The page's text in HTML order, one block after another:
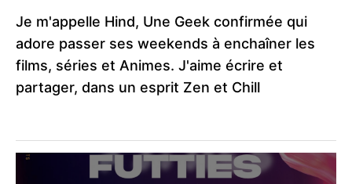
Je m'appelle Hind, Une Geek confirmée qui
adore passer ses weekends à enchaîner les
films, séries et Animes. J'aime écrire et
partager, dans un esprit Zen et Chill